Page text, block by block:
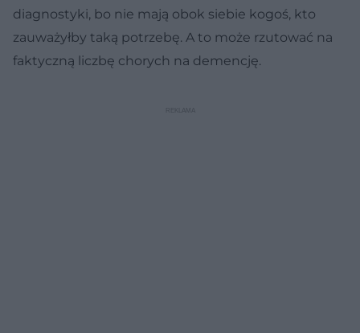
diagnostyki, bo nie mają obok siebie kogoś, kto
zauważyłby taką potrzebę. A to może rzutować na
faktyczną liczbę chorych na demencję.